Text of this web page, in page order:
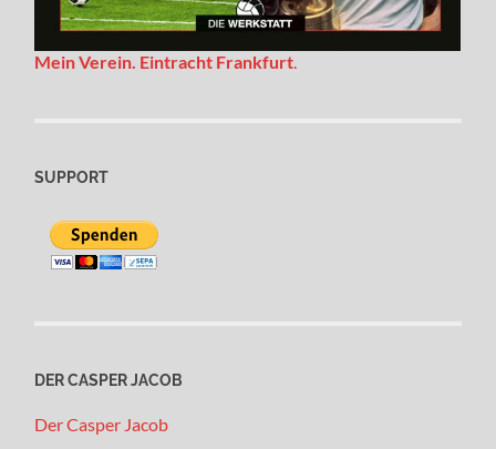
Mein Verein. Eintracht Frankfurt.
SUPPORT
DER CASPER JACOB
Der Casper Jacob